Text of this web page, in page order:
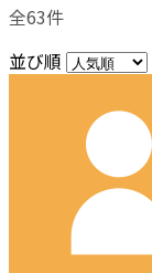
全63件
並び順